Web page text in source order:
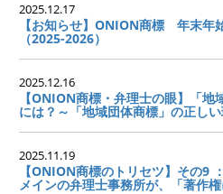
2025.12.17
【お知らせ】ONION商標 年末年
（2025-2026）
2025.12.16
【ONION商標・弁理士の眼】「地
には？～「地域団体商標」の正し
2025.11.19
【ONION商標のトリセツ】その9
メインの弁理士事務所が、「著作